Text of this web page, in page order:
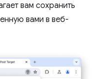
вам сохранить
вами в веб-